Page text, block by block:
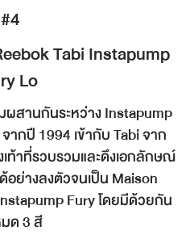
#4
Tabi Instapump
Lo
สานกันระหว่าง Instapump
ากปี 1994 เข้ากับ Tabi จาก
ท้าที่รวบรวมและดึงเอกลักษณ์
อย่างลงตัวจนเป็น Maison
Fury โดยมีด้วยกัน
ด 3 สี